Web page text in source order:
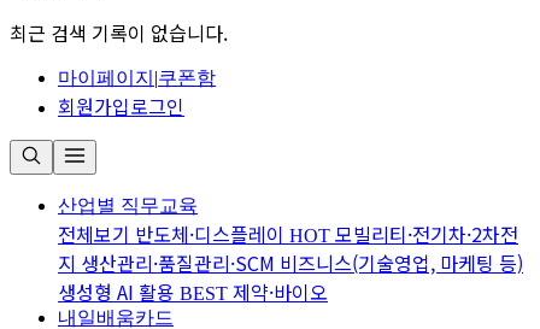
최근 검색 기록이 없습니다.
마이페이지 |쿠폰함
회원가입로그인
산업별 직무교육
전체보기 반도체·디스플레이 HOT 모빌리티·전기차·2차전
지 생산관리·품질관리·SCM 비즈니스(기술영업, 마케팅 등)
생성형 AI 활용 BEST 제약·바이오
내일배움카드